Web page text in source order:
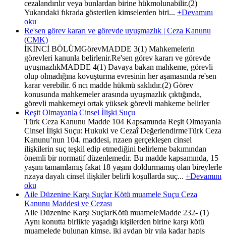
cezalandırılır veya bunlardan birine hükmolunabilir.(2)
Yukarıdaki fıkrada gösterilen kimselerden biri... +Devamını
oku
Re'sen görev kararı ve görevde uyuşmazlık | Ceza Kanunu
(CMK)
İKİNCİ BÖLÜMGörevMADDE 3(1) Mahkemelerin
görevleri kanunla belirlenir.Re'sen görev kararı ve görevde
uyuşmazlıkMADDE 4(1) Davaya bakan mahkeme, görevli
olup olmadığına kovuşturma evresinin her aşamasında re'sen
karar verebilir. 6 ncı madde hükmü saklıdır.(2) Görev
konusunda mahkemeler arasında uyuşmazlık çıktığında,
görevli mahkemeyi ortak yüksek görevli mahkeme belirler
Reşit Olmayanla Cinsel İlişki Suçu
Türk Ceza Kanunu Madde 104 Kapsamında Reşit Olmayanla
Cinsel İlişki Suçu: Hukuki ve Cezaî DeğerlendirmeTürk Ceza
Kanunu’nun 104. maddesi, rızaen gerçekleşen cinsel
ilişkilerin suç teşkil edip etmediğini belirleme bakımından
önemli bir normatif düzenlemedir. Bu madde kapsamında, 15
yaşını tamamlamış fakat 18 yaşını doldurmamış olan bireylerle
rızaya dayalı cinsel ilişkiler belirli koşullarda suç... +Devamını
oku
Aile Düzenine Karşı Suçlar Kötü muamele Suçu Ceza
Kanunu Maddesi ve Cezası
Aile Düzenine Karşı SuçlarKötü muameleMadde 232- (1)
Aynı konutta birlikte yaşadığı kişilerden birine karşı kötü
muamelede bulunan kimse, iki aydan bir yıla kadar hapis